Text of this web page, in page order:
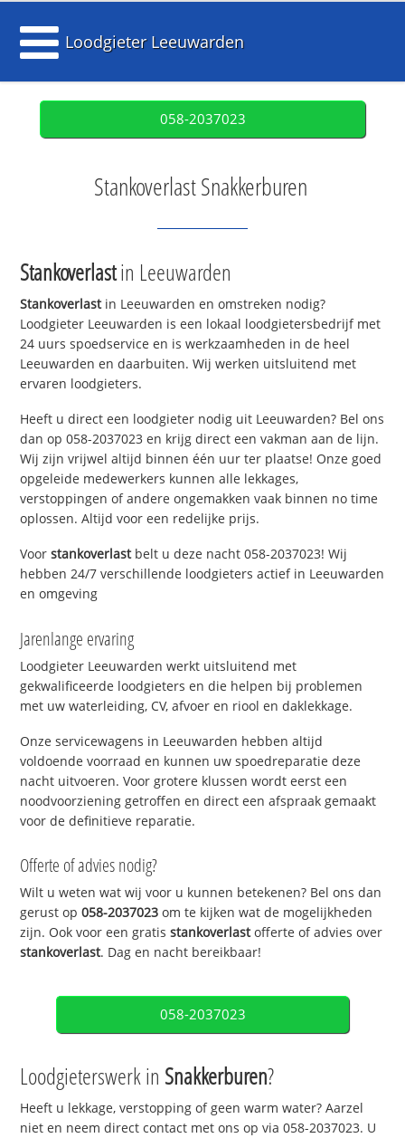
Loodgieter Leeuwarden
058-2037023
Stankoverlast Snakkerburen
Stankoverlastin Leeuwarden
Stankoverlastin Leeuwarden en omstreken nodig?
Loodgieter Leeuwarden is een lokaal loodgietersbedrijf met
24 uurs spoedservice en is werkzaamheden in de heel
Leeuwarden en daarbuiten. Wij werken uitsluitend met
ervaren loodgieters.
Heeft u direct een loodgieter nodig uit Leeuwarden? Bel ons
dan op 058-2037023 en krijg direct een vakman aan de lijn.
Wij zijn vrijwel altijd binnen één uur ter plaatse! Onze goed
opgeleide medewerkers kunnen alle lekkages,
verstoppingen of andere ongemakken vaak binnen no time
oplossen. Altijd voor een redelijke prijs.
Voorstankoverlastbelt u deze nacht 058-2037023! Wij
hebben 24/7 verschillende loodgieters actief in Leeuwarden
en omgeving
Jarenlange ervaring
Loodgieter Leeuwarden werkt uitsluitend met
gekwalificeerde loodgieters en die helpen bij problemen
met uw waterleiding, CV, afvoer en riool en daklekkage.
Onze servicewagens in Leeuwarden hebben altijd
voldoende voorraad en kunnen uw spoedreparatie deze
nacht uitvoeren. Voor grotere klussen wordt eerst een
noodvoorziening getroffen en direct een afspraak gemaakt
voor de definitieve reparatie.
Offerte of advies nodig?
Wilt u weten wat wij voor u kunnen betekenen? Bel ons dan
gerust op058-2037023 om te kijken wat de mogelijkheden
zijn. Ook voor een gratisstankoverlastofferte of advies over
stankoverlast. Dag en nacht bereikbaar!
058-2037023
Loodgieterswerk in Snakkerburen?
Heeft u lekkage, verstopping of geen warm water? Aarzel
niet en neem direct contact met ons op via 058-2037023. U